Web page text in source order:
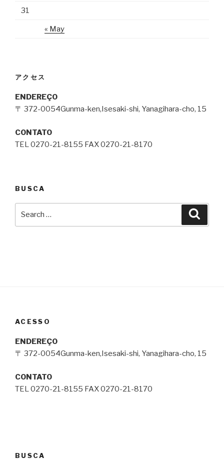
« May
31
アクセス
ENDEREÇO
〒 372-0054Gunma-ken,Isesaki-shi, Yanagihara-cho, 15
CONTATO
TEL 0270-21-8155 FAX 0270-21-8170
BUSCA
ACESSO
ENDEREÇO
〒 372-0054Gunma-ken,Isesaki-shi, Yanagihara-cho, 15
CONTATO
TEL 0270-21-8155 FAX 0270-21-8170
BUSCA